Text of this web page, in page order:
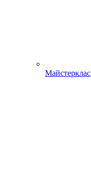
Майстерклас